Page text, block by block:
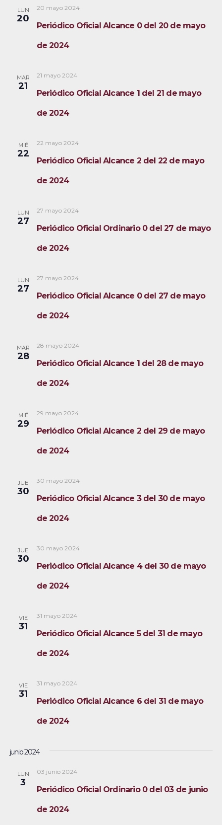
LUN
20
Periódico Oficial Alcance 0 del 20 de mayo
de 2024
20 mayo 2024
MAR
21
Periódico Oficial Alcance 1 del 21 de mayo
de 2024
21 mayo 2024
MIÉ
22
Periódico Oficial Alcance 2 del 22 de mayo
de 2024
22 mayo 2024
LUN
27
Periódico Oficial Ordinario 0 del 27 de mayo
de 2024
27 mayo 2024
LUN
27
Periódico Oficial Alcance 0 del 27 de mayo
de 2024
27 mayo 2024
MAR
28
Periódico Oficial Alcance 1 del 28 de mayo
de 2024
28 mayo 2024
MIÉ
29
Periódico Oficial Alcance 2 del 29 de mayo
de 2024
29 mayo 2024
JUE
30
Periódico Oficial Alcance 3 del 30 de mayo
de 2024
30 mayo 2024
JUE
30
Periódico Oficial Alcance 4 del 30 de mayo
de 2024
30 mayo 2024
VIE
31
Periódico Oficial Alcance 5 del 31 de mayo
de 2024
31 mayo 2024
VIE
31
Periódico Oficial Alcance 6 del 31 de mayo
de 2024
31 mayo 2024
junio 2024
LUN
3
Periódico Oficial Ordinario 0 del 03 de junio
de 2024
03 junio 2024